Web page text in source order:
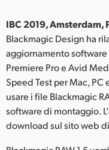
Hong Kong SAR,
India
Italia
Japan
Korea
IBC 2019, Amsterdam,
Blackmagic Design ha
aggiornamento
Premiere Pro e Avid
Speed Test per Mac,
usare i file Blackmagic
software di montaggio.
download sul sito web